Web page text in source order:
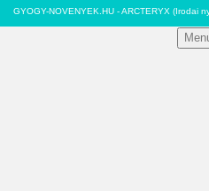
GYOGY-NOVENYEK.HU - ARCTERYX (Irodai